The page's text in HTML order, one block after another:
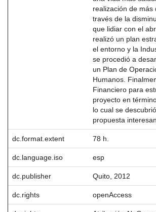
realización de
través de la
que lidiar con el
realizó un plan
el entorno y la
se procedió a
un Plan de
Humanos.
Financiero para
proyecto en
lo cual se
propuesta
dc.format.extent 78 h.
dc.language.iso esp
dc.publisher Quito, 2012
dc.rights openAccess